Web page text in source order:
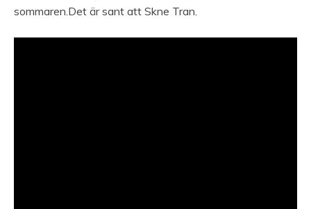
sommaren.Det är sant att Skne Tran.